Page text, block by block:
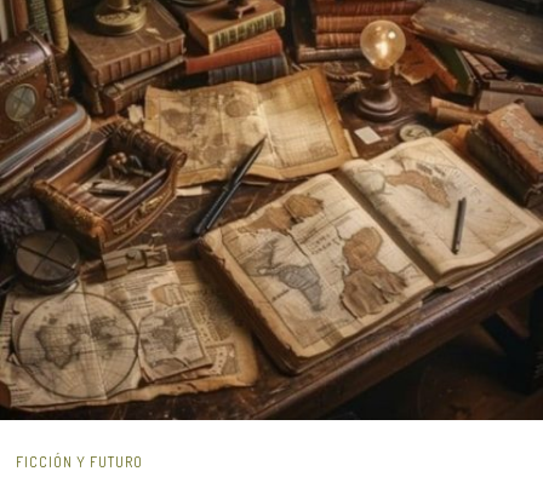
FICCIÓN Y FUTURO